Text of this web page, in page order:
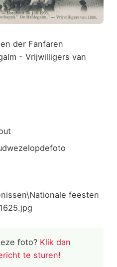
der Fanfaren
- Vrijwilligers van
feesten
foto? Klik dan
te sturen!